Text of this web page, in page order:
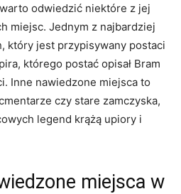
odwiedzić niektóre z jej
miejsc. Jednym z najbardziej
który jest przypisywany postaci
którego postać opisał Bram
Inne nawiedzone miejsca to
czy stare zamczyska,
legend krążą upiory i
miejsca w